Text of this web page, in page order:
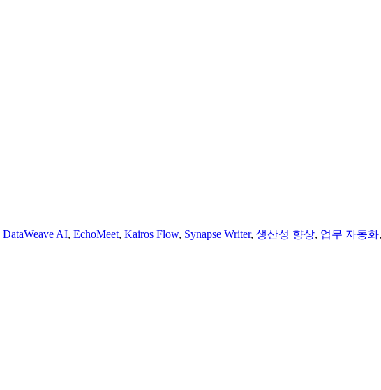
DataWeave AI, EchoMeet, Kairos Flow, Synapse Writer, 생산성 향상, 업무 자동화,